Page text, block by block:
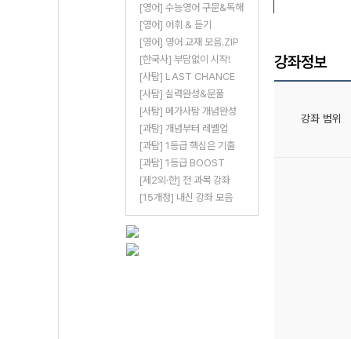
[영어] 수능영어 구문&독해
[영어] 어휘 & 듣기
[영어] 영어 교재 모음.ZIP
[한국사] 부담없이 시작!
[사탐] LAST CHANCE
[사탐] 실력완성&문풀
[사탐] 메가사탐 개념완성
[과탐] 개념부터 레벨업
[과탐] 1등급 핵심은 기출
[과탐] 1등급 BOOST
[제2외·한] 전 과목 강좌
[15개정] 내신 강좌 모음
강좌정보
강좌 범위